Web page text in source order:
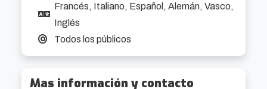
Francés, Italiano, Español, Alemán, Vasco,
Inglés
Todos los públicos
Mas información y contacto